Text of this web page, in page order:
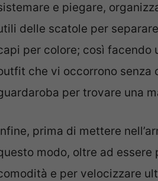
e piegare,
delle scatole per
per colore; così facendo
che vi occorrono senza
per trovare una
prima di mettere
modo, oltre ad essere
e per velocizzare